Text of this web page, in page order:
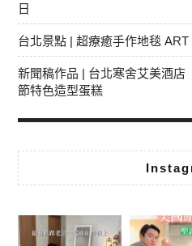
日
台北景點 | 超療癒手作地毯
新聞稿作品 | 台北寒舍艾美酒店
節特色造型蛋糕